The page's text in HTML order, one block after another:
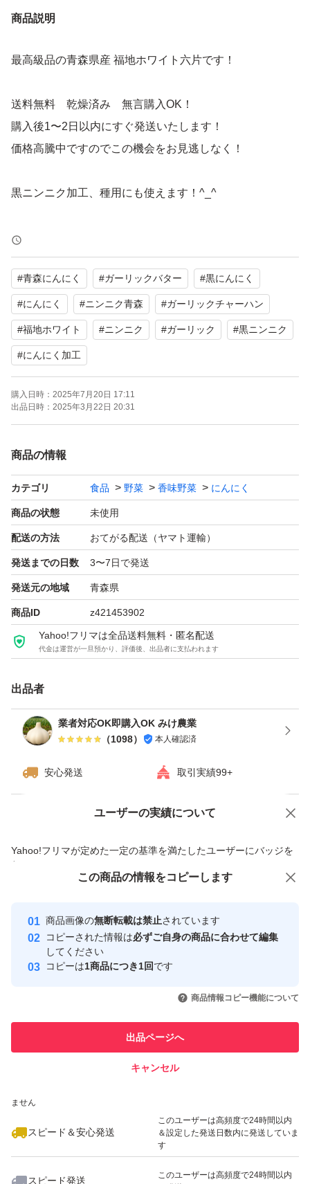
商品説明
最高級品の青森県産 福地ホワイト六片です！
送料無料 乾燥済み 無言購入OK！
購入後1〜2日以内にすぐ発送いたします！
価格高騰中ですのでこの機会をお見逃しなく！
黒ニンニク加工、種用にも使えます！^_^
品 種：福地ホワイト六片種
容 量：5kg
状 態：Lサイズ
発送方法：常温発送
変色や変形があっても、味に変わりはありません！
○神経質な方はご遠慮ください
○皮向けや傷があるものも多少含まれる可能性がありま
○ 着色、割れ、皮剥けが入りますのでご了承頂きご購入お
願いいたします
生ものの為、輸送中の環境によってはキズや傷みが出る恐
れもあります！
また、輸送中の気温などにより、発芽が早まることもあり
ますのでご理解くださいませ！
発芽したものに関しては、食べる際に問題はありません！
#みけ農園のにんにく一覧
#福地ホワイト
#黒にんにく
#黒ニンニク
#餃子
#風邪
#お買得
#お買い得
#青森にんにく #ガーリックバター #黒にんにく
#にんにく #ニンニク青森 #ガーリックチャーハン
#福地ホワイト #ニンニク #ガーリック #黒ニンニク
#にんにく加工
購入日時： 2025年7月20日 17:11
出品日時： 2025年3月22日 20:31
商品の情報
カテゴリ 食品 野菜 香味野菜 にんにく
商品の状態 未使用
配送の方法 おてがる配送（ヤマト運輸）
発送までの日数 3〜7日で発送
発送元の地域 青森県
商品ID z421453902
Yahoo!フリマは全品送料無料・匿名配送
代金は運営が一旦預かり、評価後、出品者に支払われます
出品者
業者対応OK即購入OK みけ農業
（1098） 本人確認済
安心発送 取引実績99+
ユーザーの実績について
Yahoo!フリマが定めた一定の基準を満たしたユーザーにバッジを
付与しています
安心取引出品者
心・安全なユーザーです
取引実績
引を完了させた実績があります
での取引実績があります
ません
スピード＆安心発送
このユーザーは高頻度で24時間以内
＆設定した発送日数内に発送していま
す
スピード発送
このユーザーは高頻度で24時間以内
価格の相談 商品への質問
この商品の情報をコピーします
商品画像の無断転載は禁止されています
コピーされた情報は必ずご自身の商品に合わせて編集
してください
コピーは1商品につき1回です
商品情報コピー機能について
出品ページへ
キャンセル
この商品をみている人にオススメ